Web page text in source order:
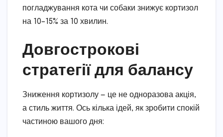
погладжування кота чи собаки знижує кортизол
на 10–15% за 10 хвилин.
Довгострокові
стратегії для балансу
Зниження кортизолу — це не одноразова акція,
а стиль життя. Ось кілька ідей, як зробити спокій
частиною вашого дня: